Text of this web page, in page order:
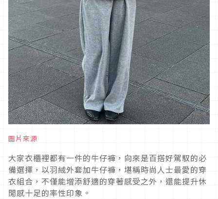
圖片來源
大家衣櫃裡都有一件的牛仔褲，向來是百搭好駕馭的必
備選擇，以羽絨外套加牛仔褲，堪稱時尚人士最愛的穿
衣組合，不僅能增添舒適的穿著感受之外，還能提升休
閒感十足的率性印象。